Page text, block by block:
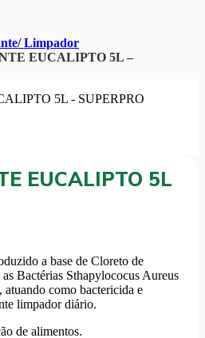
Limpador
EUCALIPTO 5L –
EUCALIPTO 5L
a base de Cloreto de
Bactérias Sthapylococus Aureus
atuando como bactericida e
limpador diário.
de alimentos.